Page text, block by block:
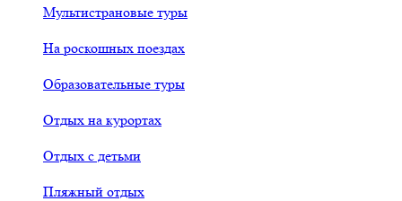
Мультистрановые туры
На роскошных поездах
Образовательные туры
Отдых на курортах
Отдых с детьми
Пляжный отдых